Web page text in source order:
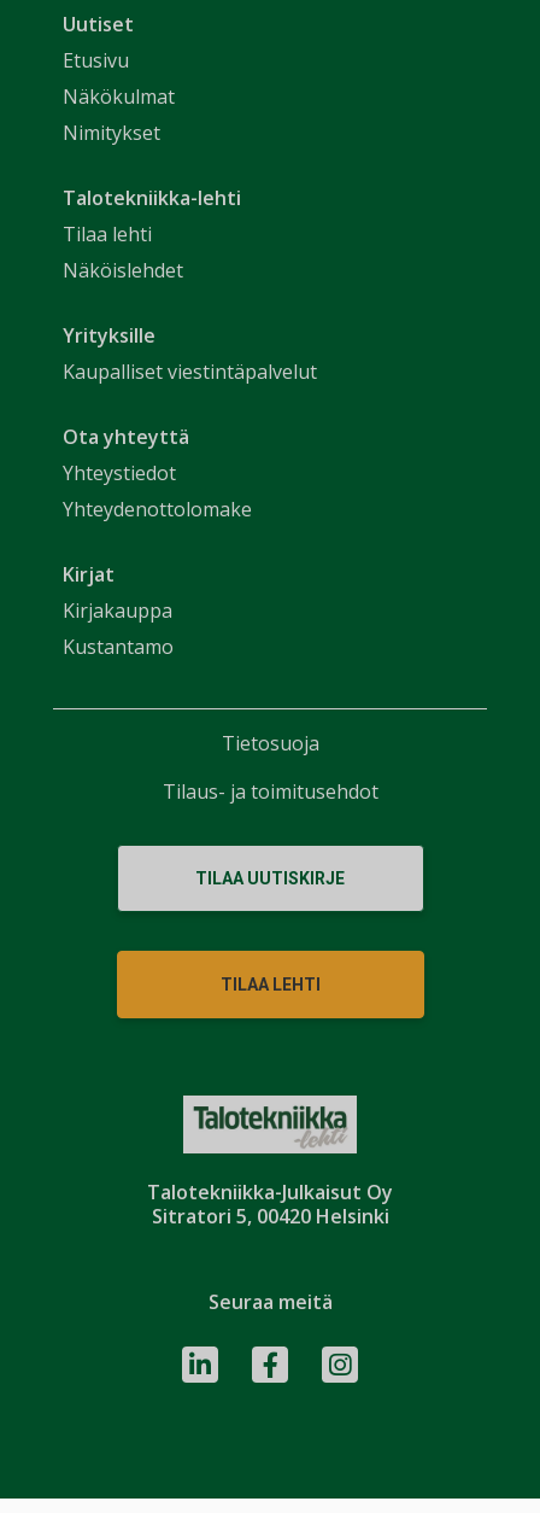
Talotekniikka-Julkaisut Oy
Sitratori 5, 00420 Helsinki
Uutiset
Etusivu
Näkökulmat
Nimitykset
Talotekniikka-lehti
Tilaa lehti
Näköislehdet
Yrityksille
Kaupalliset viestintäpalvelut
Ota yhteyttä
Yhteystiedot
Yhteydenottolomake
Kirjat
Kirjakauppa
Kustantamo
TILAA UUTISKIRJE
TILAA LEHTI
Seuraa meitä
Tietosuoja
Tilaus- ja toimitusehdot